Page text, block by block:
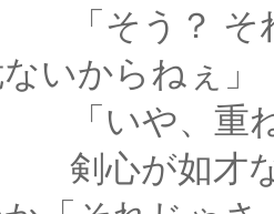
それなら
いからねぇ」
重ねがさ
なく答え